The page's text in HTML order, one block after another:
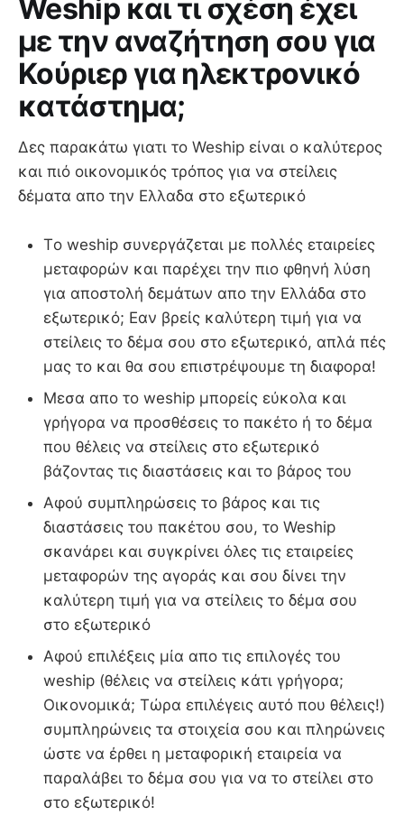
Weship και τι σχέση έχει
με την αναζήτηση σου για
Κούριερ για ηλεκτρονικό
κατάστημα;
Δες παρακάτω γιατι το Weship είναι ο καλύτερος
και πιό οικονομικός τρόπος για να στείλεις
δέματα απο την Ελλαδα στο εξωτερικό
Τo weship συνεργάζεται με πολλές εταιρείες
μεταφορών και παρέχει την πιο φθηνή λύση
για αποστολή δεμάτων απο την Ελλάδα στο
εξωτερικό; Εαν βρείς καλύτερη τιμή για να
στείλεις το δέμα σου στο εξωτερικό, απλά πές
μας το και θα σου επιστρέψουμε τη διαφορα!
Μεσα απο το weship μπορείς εύκολα και
γρήγορα να προσθέσεις το πακέτο ή το δέμα
που θέλεις να στείλεις στο εξωτερικό
βάζοντας τις διαστάσεις και το βάρος του
Αφού συμπληρώσεις το βάρος και τις
διαστάσεις του πακέτου σου, το Weship
σκανάρει και συγκρίνει όλες τις εταιρείες
μεταφορών της αγοράς και σου δίνει την
καλύτερη τιμή για να στείλεις το δέμα σου
στο εξωτερικό
Αφού επιλέξεις μία απο τις επιλογές του
weship (θέλεις να στείλεις κάτι γρήγορα;
Οικονομικά; Τώρα επιλέγεις αυτό που θέλεις!)
συμπληρώνεις τα στοιχεία σου και πληρώνεις
ώστε να έρθει η μεταφορική εταιρεία να
παραλάβει το δέμα σου για να το στείλει στο
στο εξωτερικό!